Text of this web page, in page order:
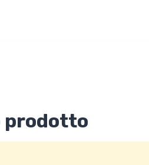
prodotto